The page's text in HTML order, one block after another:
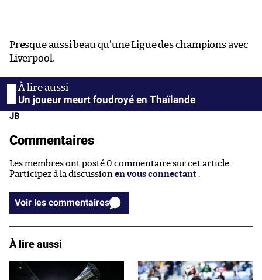
Presque aussi beau qu’une Ligue des champions avec
Liverpool.
Un joueur meurt foudroyé en Thaïlande
JB
Commentaires
Les membres ont posté 0 commentaire sur cet article.
Participez à la discussion en vous connectant .
Voir les commentaires
À lire aussi